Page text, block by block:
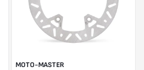
MOTO-MASTER